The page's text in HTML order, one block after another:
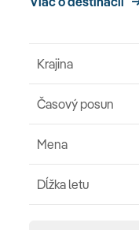
Krajina
Časový posun
Mena
Dĺžka letu